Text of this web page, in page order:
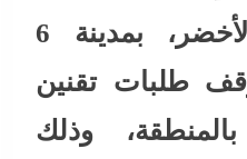
بمنطقة الحزام الأخضر، بمدينة 6
طلبات تقنين
وذلك